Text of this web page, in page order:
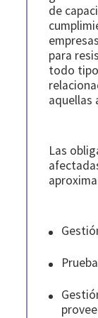
de
para
todo
aquellas
Las